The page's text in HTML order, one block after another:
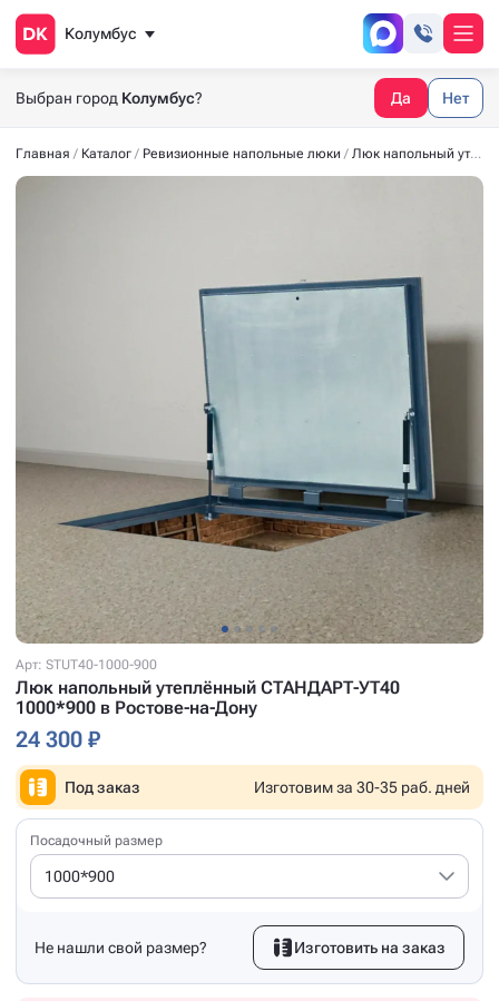
Колумбус
Выбран город Колумбус? Да Нет
Главная Каталог Ревизионные напольные люки Люк напольный утеплённый СТАНДАРТ-УТ40 1000*900
Арт: STUT40-1000-900
Люк напольный утеплённый СТАНДАРТ-УТ40
1000*900 в Ростове-на-Дону
24 300 ₽
Под заказ Изготовим за 30-35 раб. дней
Посадочный размер
1000*900
Не нашли свой размер? Изготовить на заказ